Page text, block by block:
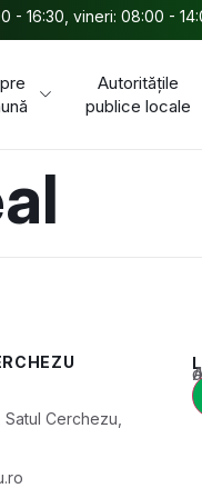
- 16:30, vineri: 08:00 -
Autoritățile
publice locale
Cerchezu,